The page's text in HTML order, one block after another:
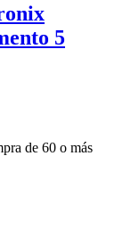
5
de 60 o más